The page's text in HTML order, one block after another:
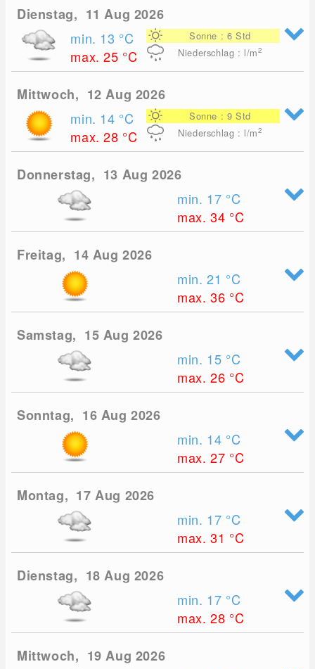
Dienstag, 11 Aug 2026
min. 13 °C
max. 25 °C
Sonne : 6 Std
Niederschlag : l/m2
Mittwoch, 12 Aug 2026
min. 14 °C
max. 28 °C
Sonne : 9 Std
Niederschlag : l/m2
Donnerstag, 13 Aug 2026
min. 17 °C
max. 34 °C
Freitag, 14 Aug 2026
min. 21 °C
max. 36 °C
Samstag, 15 Aug 2026
min. 15 °C
max. 26 °C
Sonntag, 16 Aug 2026
min. 14 °C
max. 27 °C
Montag, 17 Aug 2026
min. 17 °C
max. 31 °C
Dienstag, 18 Aug 2026
min. 17 °C
max. 28 °C
Mittwoch, 19 Aug 2026